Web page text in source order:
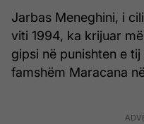
Jarbas Meneghini, i
viti 1994, ka krijuar
gipsi në punishten e
famshëm Maracana